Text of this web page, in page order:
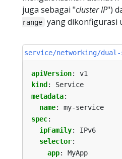
juga sebagai "cluster IP")
range yang dikonfigurasi
service/networking/
apiVersion:
v1
kind :
Service
metadata:
name:
my-service
spec:
ipFamily:
IPv6
selector:
app:
MyApp